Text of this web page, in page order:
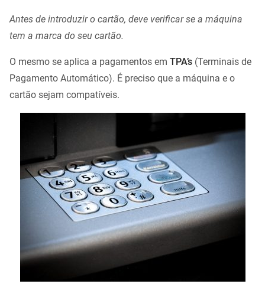
Antes de introduzir o cartão, deve verificar se a máquina
tem a marca do seu cartão.
O mesmo se aplica a pagamentos em TPA’s (Terminais de
Pagamento Automático). É preciso que a máquina e o
cartão sejam compatíveis.